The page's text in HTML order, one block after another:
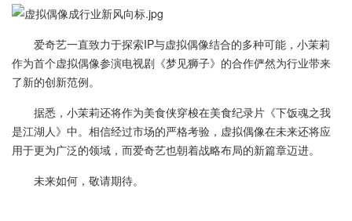
爱奇艺一直致力于探索IP与虚拟偶像结合的多种可能，小茉莉
作为首个虚拟偶像参演电视剧《梦见狮子》的合作俨然为行业带来
了新的创新范例。
据悉，小茉莉还将作为美食侠穿梭在美食纪录片《下饭魂之我
是江湖人》中。相信经过市场的严格考验，虚拟偶像在未来还将应
用于更为广泛的领域，而爱奇艺也朝着战略布局的新篇章迈进。
未来如何，敬请期待。